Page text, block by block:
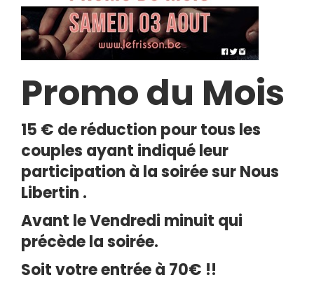
Promo du Mois
15 € de réduction pour tous les
couples ayant indiqué leur
participation à la soirée sur Nous
Libertin .
Avant le Vendredi minuit qui
précède la soirée.
Soit votre entrée à 70€ !!